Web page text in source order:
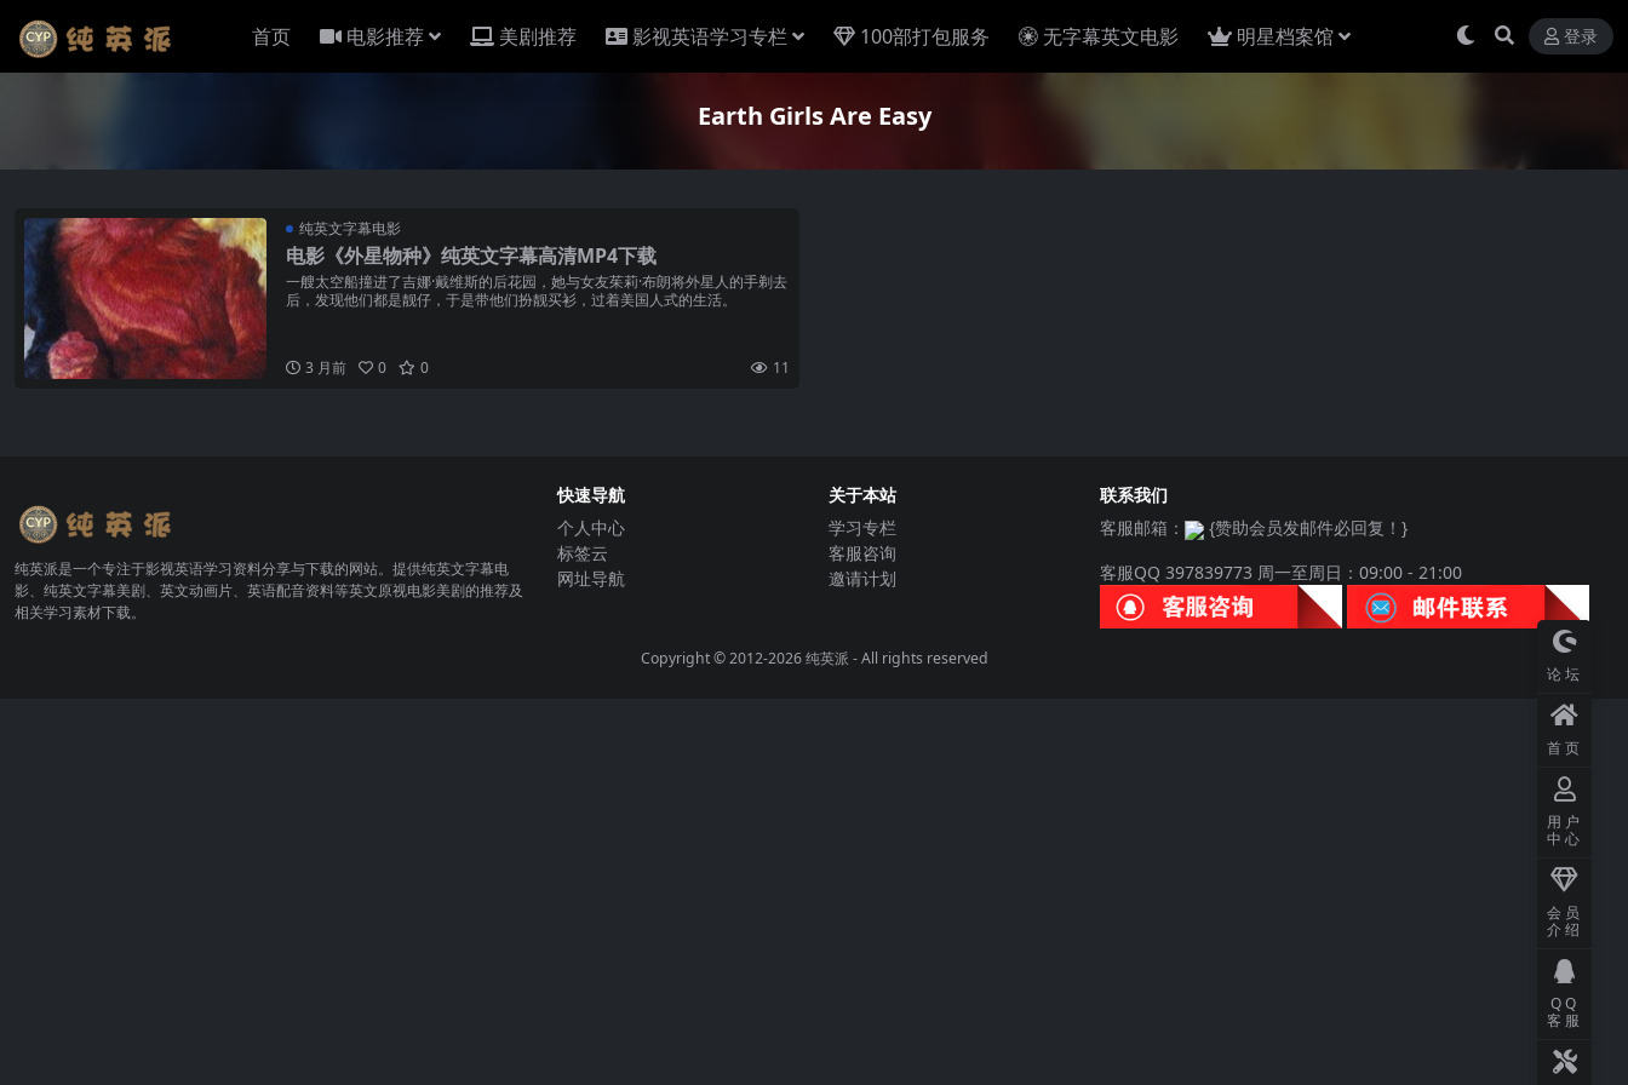
首页 电影推荐 美剧推荐 影视英语学习专栏 100部打包服务 无字幕英文电影 明星档案馆 登录
Earth Girls Are Easy
纯英文字幕电影
电影《外星物种》纯英文字幕高清MP4下载
一艘太空船撞进了吉娜·戴维斯的后花园，她与女友茱莉·布朗将外星人的手剃去
后，发现他们都是靓仔，于是带他们扮靓买衫，过着美国人式的生活。
3 月前 0 0 11
纯英派是一个专注于影视英语学习资料分享与下载的网站。提供纯英文字幕电
影、纯英文字幕美剧、英文动画片、英语配音资料等英文原视电影美剧的推荐及
相关学习素材下载。
快速导航
个人中心
标签云
网址导航
关于本站
学习专栏
客服咨询
邀请计划
联系我们
客服邮箱：
{赞助会员发邮件必回复！}
客服QQ 397839773 周一至周日：09:00 - 21:00
Copyright © 2012-2026纯英派 - All rights reserved
论坛
首页
用户
中心
会员
介绍
QQ
客服